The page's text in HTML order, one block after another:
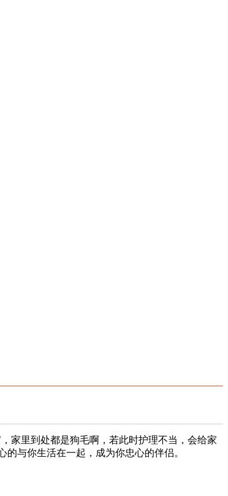
家里到处都是狗毛啊，若此时护理不当，会给家
与你生活在一起，成为你忠心的伴侣。